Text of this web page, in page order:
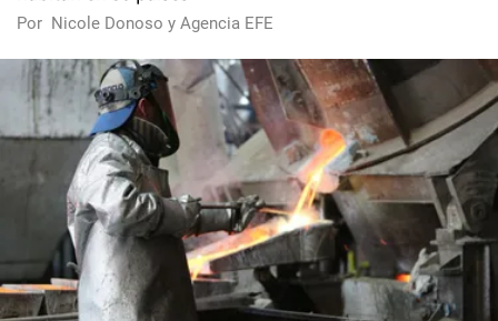
Por Nicole Donoso y Agencia EFE